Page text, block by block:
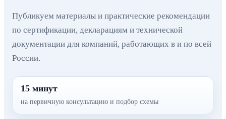
Публикуем материалы и практические рекомендации
по сертификации, декларациям и технической
документации для компаний, работающих в и по всей
России.
15 минут
на первичную консультацию и подбор схемы